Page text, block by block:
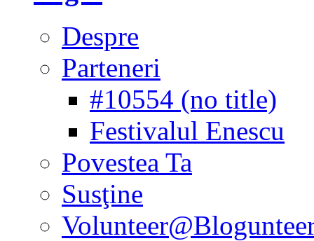
Despre
Parteneri
#10554 (no title)
Festivalul Enescu
Povestea Ta
Susţine